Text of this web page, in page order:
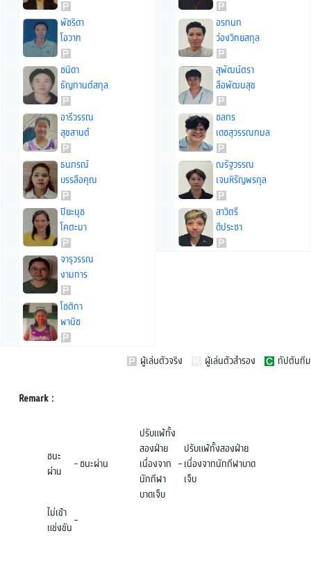
พัชริดา
โอวาท
ชนิดา
ธัญกานต์สกุล
อารีวรรณ
สุขสานต์
ธนภรณ์
บรรลือคุณ
ปิยะนุช
โคตะมา
จารุวรรณ
งามการ
โชติกา
พานิช
อรกนก
ว่องวิทยสกุล
สุพัฒน์ตรา
ลือพัฒนสุข
ชลกร
เดชสุวรรณกมล
ณรัฐวรรณ
เจนหิรัญพรกุล
สาวิตรี
ดีประชา
ผู้เล่นตัวจริง ผู้เล่นตัวสำรอง กัปตันทีม
Remark :
ชนะ
ผ่าน
-ชนะผ่าน
ปรับแพ้ทั้ง
สองฝ่าย
เนื่องจาก
นักกีฬา
บาดเจ็บ
-
ปรับแพ้ทั้งสองฝ่าย
เนื่องจากนักกีฬาบาด
เจ็บ
ไม่เข้า
แข่งขัน
-